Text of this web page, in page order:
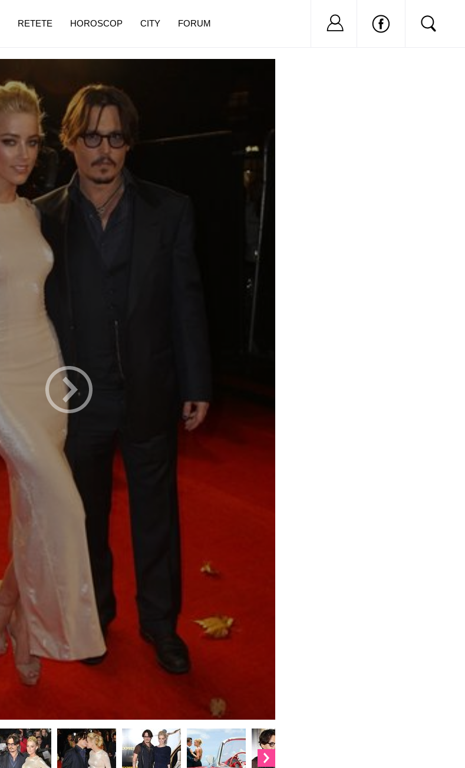
RETETE HOROSCOP CITY FORUM Nu ai cont?
de dureroasă este investigația